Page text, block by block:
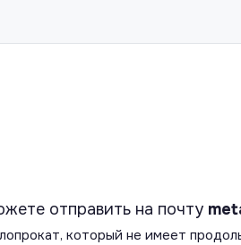
отправить на почту
который не имеет